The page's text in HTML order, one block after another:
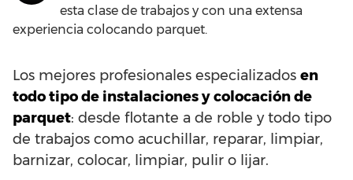
esta clase de trabajos y con una extensa
experiencia colocando parquet.
Los mejores profesionales especializados en
todo tipo de instalaciones y colocación de
parquet: desde flotante a de roble y todo tipo
de trabajos como acuchillar, reparar, limpiar,
barnizar, colocar, limpiar, pulir o lijar.